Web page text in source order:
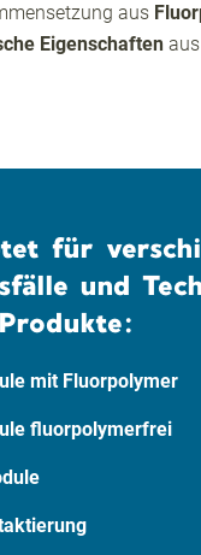
aus
Eigenschaften
für
und
mit Fluorpolymer
fluorpolymerfrei